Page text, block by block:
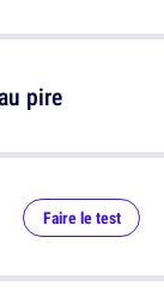
pire
Faire le test